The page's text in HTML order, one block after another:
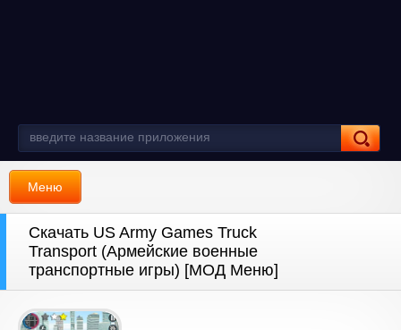
Меню
Скачать US Army Games Truck
Transport (Армейские военные
транспортные игры) [МОД Меню]